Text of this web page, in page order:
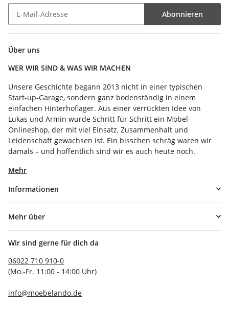
Abonnieren
Über uns
WER WIR SIND & WAS WIR MACHEN
Unsere Geschichte begann 2013 nicht in einer typischen
Start-up-Garage, sondern ganz bodenständig in einem
einfachen Hinterhoflager. Aus einer verrückten Idee von
Lukas und Armin wurde Schritt für Schritt ein Möbel-
Onlineshop, der mit viel Einsatz, Zusammenhalt und
Leidenschaft gewachsen ist. Ein bisschen schräg waren wir
damals – und hoffentlich sind wir es auch heute noch.
Mehr
Informationen
Mehr über
Wir sind gerne für dich da
06022 710 910-0
(Mo.-Fr. 11:00 - 14:00 Uhr)
info@moebelando.de